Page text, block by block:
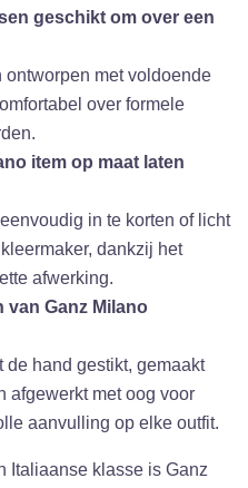
geschikt om over een
met voldoende
over formele
item op maat laten
in te korten of licht
dankzij het
afwerking.
van Ganz Milano
de hand gestikt, gemaakt
afgewerkt met oog voor
aanvulling op elke outfit.
Italiaanse klasse is Ganz